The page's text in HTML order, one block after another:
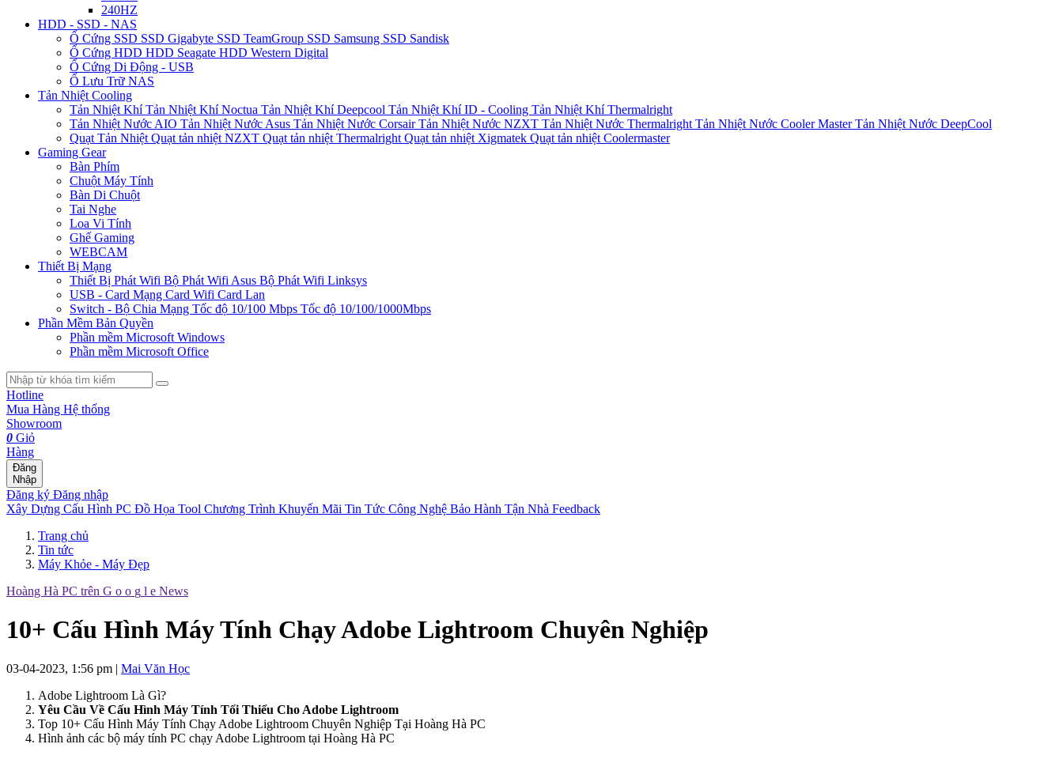
240HZ
HDD - SSD - NAS
Ổ Cứng SSD SSD Gigabyte SSD TeamGroup SSD Samsung SSD Sandisk
Ổ Cứng HDD HDD Seagate HDD Western Digital
Ổ Cứng Di Động - USB
Ổ Lưu Trữ NAS
Tản Nhiệt Cooling
Tản Nhiệt KhíTản Nhiệt Khí Noctua Tản Nhiệt Khí Deepcool Tản Nhiệt Khí ID - Cooling Tản Nhiệt Khí Thermalright
Tản Nhiệt Nước AIO Tản Nhiệt Nước Asus Tản Nhiệt Nước CorsairTản Nhiệt Nước NZXT Tản Nhiệt Nước Thermalright Tản Nhiệt Nước Cooler MasterTản Nhiệt Nước DeepCool
Quạt Tản Nhiệt Quạt tản nhiệt NZXT Quạt tản nhiệt Thermalright Quạt tản nhiệt Xigmatek Quạt tản nhiệt Coolermaster
Gaming Gear
Bàn Phím
Chuột Máy Tính
Bàn Di Chuột
Tai Nghe
Loa Vi Tính
Ghế Gaming
WEBCAM
Thiết Bị Mạng
Thiết Bị Phát Wifi Bộ Phát Wifi Asus Bộ Phát Wifi Linksys
USB - Card Mạng Card Wifi Card Lan
Switch - Bộ Chia Mạng Tốc độ 10/100 Mbps Tốc độ 10/100/1000Mbps
Phần Mềm Bản Quyền
Phần mềm Microsoft Windows
Phần mềm Microsoft Office
Hotline
Mua Hàng Hệ thống
Showroom
0 Giỏ
Hàng
Đăng
Nhập
Đăng ký Đăng nhập
Xây Dựng Cấu Hình PC Đồ Họa Tool Chương Trình Khuyến Mãi Tin Tức Công Nghệ Bảo Hành Tận Nhà Feedback
Trang chủ
Tin tức
Máy Khỏe - Máy Đẹp
Hoàng Hà PC trên G o o g l e News
10+ Cấu Hình Máy Tính Chạy Adobe Lightroom Chuyên Nghiệp
03-04-2023, 1:56 pm | Mai Văn Học
Adobe Lightroom Là Gì?
Yêu Cầu Về Cấu Hình Máy Tính Tối Thiểu Cho Adobe Lightroom
Top 10+ Cấu Hình Máy Tính Chạy Adobe Lightroom Chuyên Nghiệp Tại Hoàng Hà PC
Hình ảnh các bộ máy tính PC chạy Adobe Lightroom tại Hoàng Hà PC